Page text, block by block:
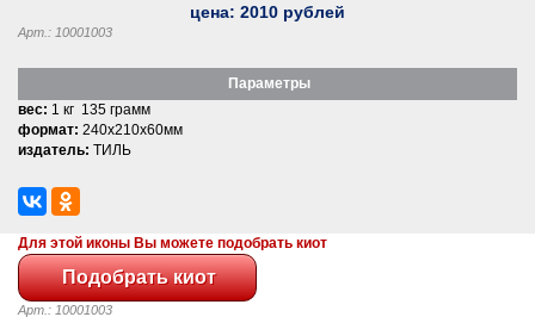
цена: 2010 рублей
Арт.: 10001003
Параметры
вес: 1 кг 135 грамм
формат: 240x210x60мм
издатель: ТИЛЬ
Для этой иконы Вы можете подобрать киот
Арт.: 10001003